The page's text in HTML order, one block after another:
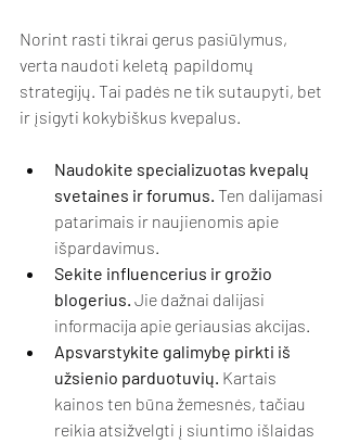
Norint rasti tikrai gerus pasiūlymus,
verta naudoti keletą papildomų
strategijų. Tai padės ne tik sutaupyti, bet
ir įsigyti kokybiškus kvepalus.
Naudokite specializuotas kvepalų
svetaines ir forumus. Ten dalijamasi
patarimais ir naujienomis apie
išpardavimus.
Sekite influencerius ir grožio
blogerius. Jie dažnai dalijasi
informacija apie geriausias akcijas.
Apsvarstykite galimybę pirkti iš
užsienio parduotuvių. Kartais
kainos ten būna žemesnės, tačiau
reikia atsižvelgti į siuntimo išlaidas